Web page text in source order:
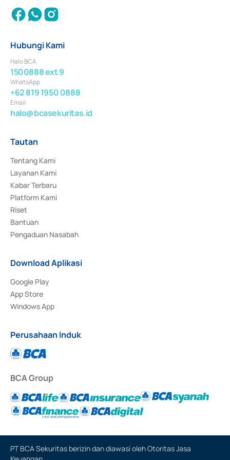
Hubungi Kami
Halo BCA
1500888 ext 9
WhatsApp
+62 819 1950 0888
Email
halo@bcasekuritas.id
Tautan
Tentang Kami
Layanan Kami
Kabar Terbaru
Platform Kami
Riset
Bantuan
Pengaduan Nasabah
Download Aplikasi
Google Play
App Store
Windows App
Perusahaan Induk
BCA Group
PT BCA Sekuritas berizin dan diawasi oleh Otoritas Jasa